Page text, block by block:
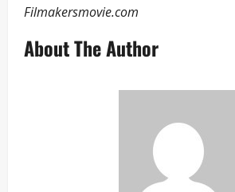
Filmakersmovie.com
About The Author